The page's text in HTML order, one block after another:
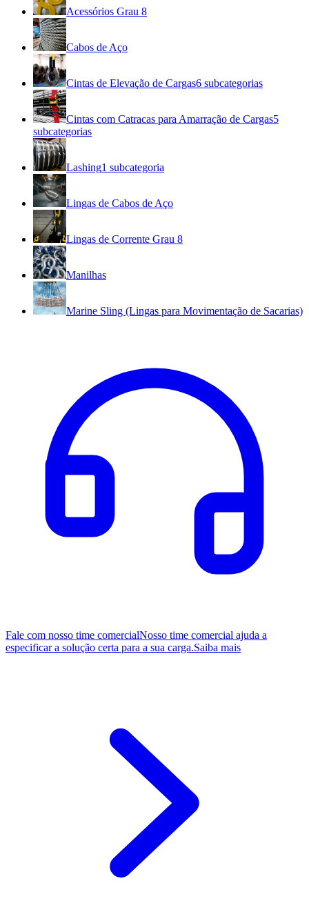
Acessórios Grau 8
Cabos de Aço
Cintas de Elevação de Cargas6 subcategorias
Cintas com Catracas para Amarração de Cargas5
subcategorias
Lashing1 subcategoria
Lingas de Cabos de Aço
Lingas de Corrente Grau 8
Manilhas
Marine Sling (Lingas para Movimentação de Sacarias)
Fale com nosso time comercialNosso time comercial ajuda a
especificar a solução certa para a sua carga.Saiba mais